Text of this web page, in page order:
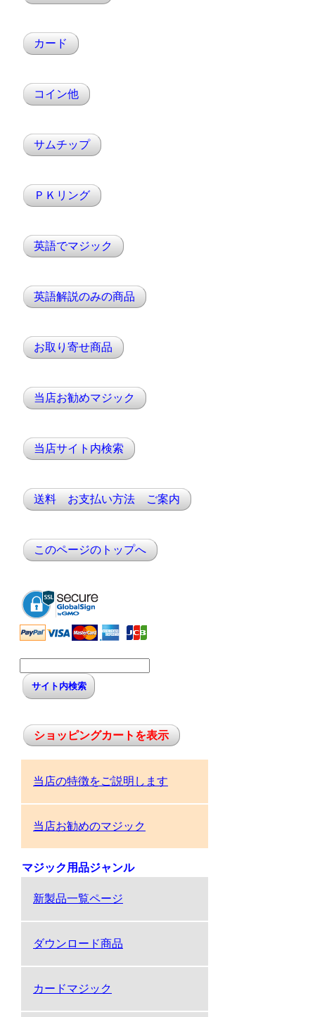
カード
コイン他
サムチップ
ＰＫリング
英語でマジック
英語解説のみの商品
お取り寄せ商品
当店お勧めマジック
当店サイト内検索
送料 お支払い方法 ご案内
このページのトップへ
ショッピングカートを表示
当店の特徴をご説明します
当店お勧めのマジック
マジック用品ジャンル
新製品一覧ページ
ダウンロード商品
カードマジック